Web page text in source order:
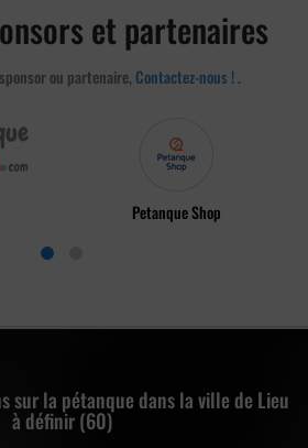
et partenaires
ou partenaire, Contactez-nous !.
Petanque Shop
sur la pétanque dans la ville de Lieu
à définir (60)